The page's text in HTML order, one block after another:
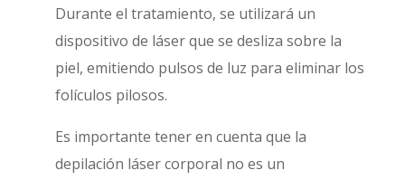
Durante el tratamiento, se utilizará un
dispositivo de láser que se desliza sobre la
piel, emitiendo pulsos de luz para eliminar los
folículos pilosos.
Es importante tener en cuenta que la
depilación láser corporal no es un